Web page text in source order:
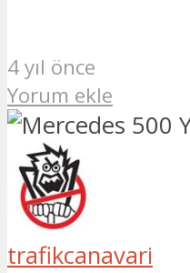
4 yıl önce
Yorum ekle
trafikcanavari